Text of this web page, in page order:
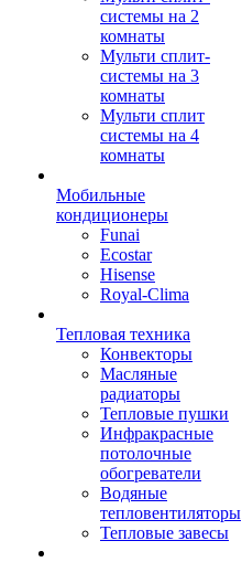
системы на 2
комнаты
Мульти сплит-
системы на 3
комнаты
Мульти сплит
системы на 4
комнаты
Мобильные
кондиционеры
Funai
Ecostar
Hisense
Royal-Clima
Тепловая техника
Конвекторы
Масляные
радиаторы
Тепловые пушки
Инфракрасные
потолочные
обогреватели
Водяные
тепловентиляторы
Тепловые завесы